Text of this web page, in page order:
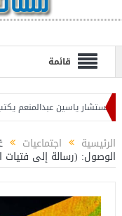
قائمة
ياسين عبدالمنعم يكتب عن:
الرئيسية اجتماعيات
الوصول: (رسالة إلى فتيات